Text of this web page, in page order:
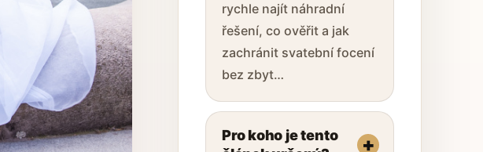
rychle najít náhradní
řešení, co ověřit a jak
zachránit svatební focení
bez zbyt…
Pro koho je tento